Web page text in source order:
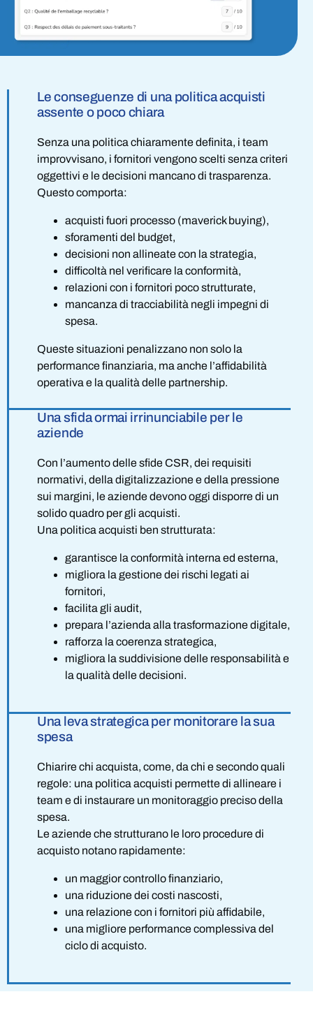
Le conseguenze di una politica acquisti
assente o poco chiara
Senza una politica chiaramente definita, i team
improvvisano, i fornitori vengono scelti senza criteri
oggettivi e le decisioni mancano di trasparenza.
Questo comporta:
acquisti fuori processo (maverick buying),
sforamenti del budget,
decisioni non allineate con la strategia,
difficoltà nel verificare la conformità,
relazioni con i fornitori poco strutturate,
mancanza di tracciabilità negli impegni di
spesa.
Queste situazioni penalizzano non solo la
performance finanziaria, ma anche l’affidabilità
operativa e la qualità delle partnership.
Una sfida ormai irrinunciabile per le
aziende
Con l’aumento delle sfide CSR, dei requisiti
normativi, della digitalizzazione e della pressione
sui margini, le aziende devono oggi disporre di un
solido quadro per gli acquisti.
Una politica acquisti ben strutturata:
garantisce la conformità interna ed esterna,
migliora la gestione dei rischi legati ai
fornitori,
facilita gli audit,
prepara l’azienda alla trasformazione digitale,
rafforza la coerenza strategica,
migliora la suddivisione delle responsabilità e
la qualità delle decisioni.
Una leva strategica per monitorare la sua
spesa
Chiarire chi acquista, come, da chi e secondo quali
regole: una politica acquisti permette di allineare i
team e di instaurare un monitoraggio preciso della
spesa.
Le aziende che strutturano le loro procedure di
acquisto notano rapidamente:
un maggior controllo finanziario,
una riduzione dei costi nascosti,
una relazione con i fornitori più affidabile,
una migliore performance complessiva del
ciclo di acquisto.